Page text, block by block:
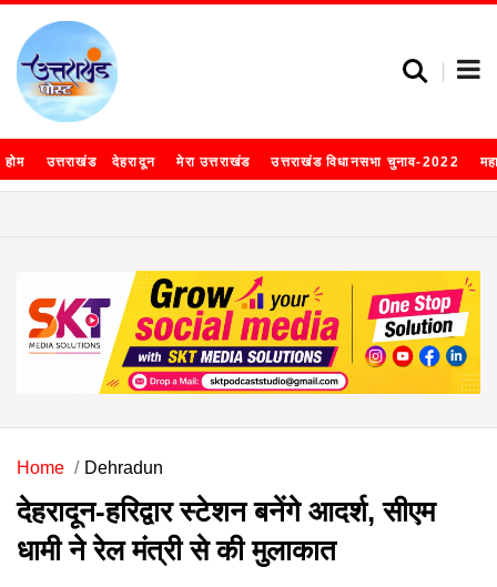
होम उत्तराखंड देहरादून मेरा उत्तराखंड उत्तराखंड विधानसभा चुनाव-2022
Home Dehradun
देहरादून-हरिद्वार स्टेशन बनेंगे आदर्श, सीएम
धामी ने रेल मंत्री से की मुलाकात